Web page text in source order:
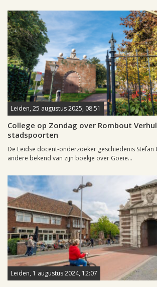
Leiden, 25 augustus 2025, 08:51
College op Zondag over Rombout
stadspoorten
De Leidse docent-onderzoeker geschiedenis
andere bekend van zijn boekje over Goeie...
Leiden, 1 augustus 2024, 12:07